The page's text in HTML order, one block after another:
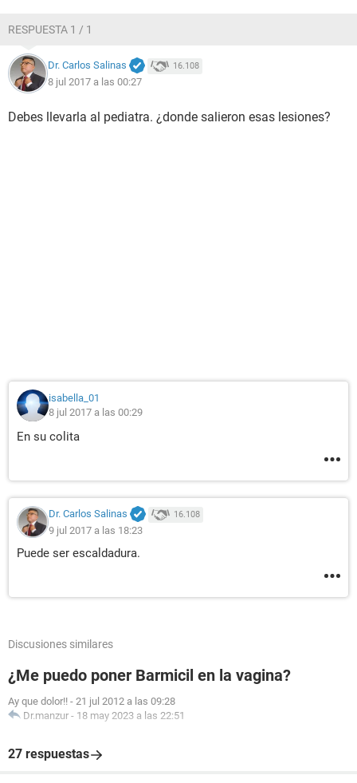
RESPUESTA 1 / 1
Dr. Carlos Salinas 16.108
8 jul 2017 a las 00:27
Debes llevarla al pediatra. ¿donde salieron esas lesiones?
isabella_01
8 jul 2017 a las 00:29
En su colita
Dr. Carlos Salinas 16.108
9 jul 2017 a las 18:23
Puede ser escaldadura.
Discusiones similares
¿Me puedo poner Barmicil en la vagina?
Ay que dolor!! - 21 jul 2012 a las 09:28
Dr.manzur - 18 may 2023 a las 22:51
27 respuestas